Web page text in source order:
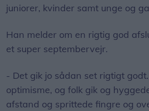
juniorer, kvinder samt unge og
Han melder om en rigtig god
et super septembervejr.
- Det gik jo sådan set rigtigt
optimisme, og folk gik og
afstand og sprittede fingre og